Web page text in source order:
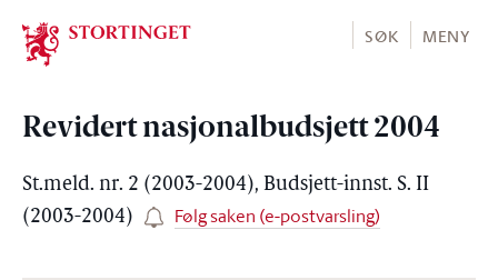
Stortinget.no
SØK MENY
Revidert nasjonalbudsjett 2004
St.meld. nr. 2 (2003-2004), Budsjett-innst. S. II
(2003-2004)
Følg saken (e-postvarsling)